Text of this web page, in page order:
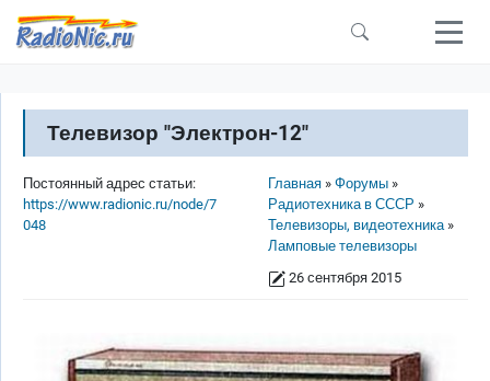
Перейти к основному содержанию
Телевизор "Электрон-12"
Строка навигации
Главная
Форумы
Радиотехника в СССР
Телевизоры, видеотехника
Ламповые телевизоры
26 сентября 2015
Постоянный адрес статьи:
https://www.radionic.ru/node/7
048